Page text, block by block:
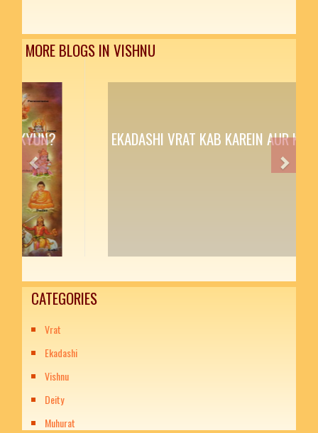
MORE BLOGS IN VISHNU
EKADASHI VRAT KAB KAREIN AUR KYUN?
Previous Next
CATEGORIES
Vrat
Ekadashi
Vishnu
Deity
Muhurat